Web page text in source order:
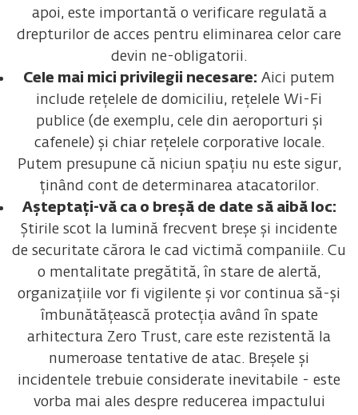
apoi, este importantă o verificare regulată a
drepturilor de acces pentru eliminarea celor care
devin ne-obligatorii.
Cele mai mici privilegii necesare: Aici putem
include rețelele de domiciliu, rețelele Wi-Fi
publice (de exemplu, cele din aeroporturi și
cafenele) și chiar rețelele corporative locale.
Putem presupune că niciun spațiu nu este sigur,
ținând cont de determinarea atacatorilor.
Așteptați-vă ca o breșă de date să aibă loc:
Știrile scot la lumină frecvent breșe și incidente
de securitate cărora le cad victimă companiile. Cu
o mentalitate pregătită, în stare de alertă,
organizațiile vor fi vigilente și vor continua să-și
îmbunătățească protecția având în spate
arhitectura Zero Trust, care este rezistentă la
numeroase tentative de atac. Breșele și
incidentele trebuie considerate inevitabile - este
vorba mai ales despre reducerea impactului